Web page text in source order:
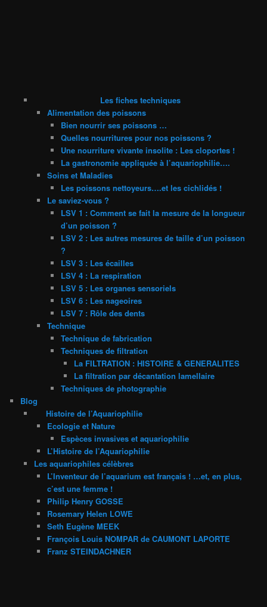
Les fiches techniques
Alimentation des poissons
Bien nourrir ses poissons …
Quelles nourritures pour nos poissons ?
Une nourriture vivante insolite : Les cloportes !
La gastronomie appliquée à l’aquariophilie….
Soins et Maladies
Les poissons nettoyeurs….et les cichlidés !
Le saviez-vous ?
LSV 1 : Comment se fait la mesure de la longueur
d’un poisson ?
LSV 2 : Les autres mesures de taille d’un poisson
?
LSV 3 : Les écailles
LSV 4 : La respiration
LSV 5 : Les organes sensoriels
LSV 6 : Les nageoires
LSV 7 : Rôle des dents
Technique
Technique de fabrication
Techniques de filtration
La FILTRATION : HISTOIRE & GENERALITES
La filtration par décantation lamellaire
Techniques de photographie
Blog
Histoire de l’Aquariophilie
Ecologie et Nature
Espèces invasives et aquariophilie
L’Histoire de l’Aquariophilie
Les aquariophiles célèbres
L’Inventeur de l’aquarium est français ! …et, en plus,
c’est une femme !
Philip Henry GOSSE
Rosemary Helen LOWE
Seth Eugène MEEK
François Louis NOMPAR de CAUMONT LAPORTE
Franz STEINDACHNER